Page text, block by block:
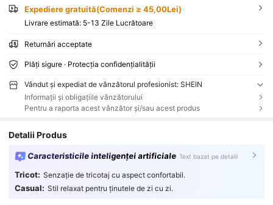
Expediere gratuită(Comenzi ≥ 45,00Lei)
Livrare estimată: 5-13 Zile Lucrătoare
Returnări acceptate
Plăți sigure · Protecția confidențialității
Vândut și expediat de vânzătorul profesionist: SHEIN
Informații și obligațiile vânzătorului
Pentru a raporta acest vânzător și/sau acest produs
Detalii Produs
Caracteristicile inteligenței artificiale Text bazat pe detalii
Tricot: Senzație de tricotaj cu aspect confortabil.
Casual: Stil relaxat pentru ținutele de zi cu zi.